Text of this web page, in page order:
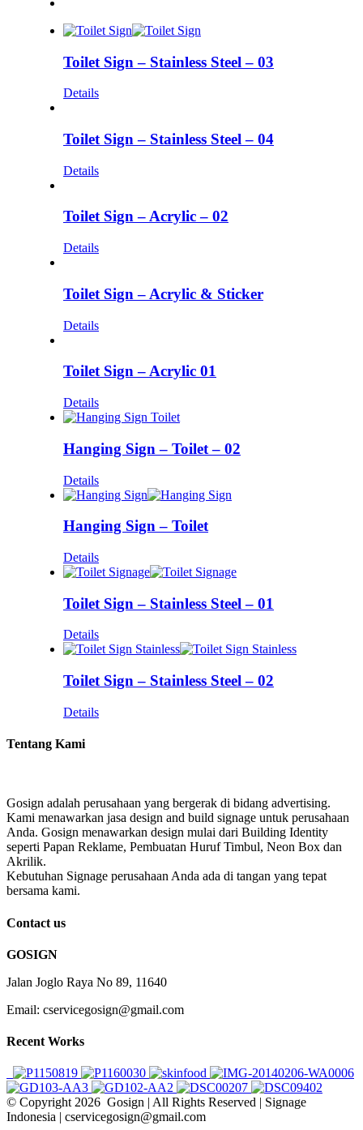
Toilet Sign – Stainless Steel – 03
Details
Toilet Sign – Stainless Steel – 04
Details
Toilet Sign – Acrylic – 02
Details
Toilet Sign – Acrylic & Sticker
Details
Toilet Sign – Acrylic 01
Details
Hanging Sign – Toilet – 02
Details
Hanging Sign – Toilet
Details
Toilet Sign – Stainless Steel – 01
Details
Toilet Sign – Stainless Steel – 02
Details
Tentang Kami
Gosign adalah perusahaan yang bergerak di bidang advertising.
Kami menawarkan jasa design and build signage untuk perusahaan
Anda. Gosign menawarkan design mulai dari Building Identity
seperti Papan Reklame, Pembuatan Huruf Timbul, Neon Box dan
Akrilik.
Kebutuhan Signage perusahaan Anda ada di tangan yang tepat
bersama kami.
Contact us
GOSIGN
Jalan Joglo Raya No 89, 11640
Email: cservicegosign@gmail.com
Recent Works
© Copyright2026 Gosign | All Rights Reserved | Signage
Indonesia | cservicegosign@gmail.com